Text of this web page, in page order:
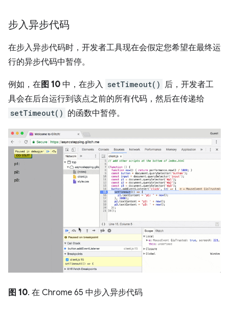
步入异步代码
在步入异步代码时，开发者工具现在会假定您希望在最终运
行的异步代码中暂停。
例如，在 图 10 中，在步入 setTimeout()
后，开发者工
具会在后台运行到该点之前的所有代码，然后在传递给
setTimeout() 的函数中暂停。
图 10. 在 Chrome 65 中步入异步代码